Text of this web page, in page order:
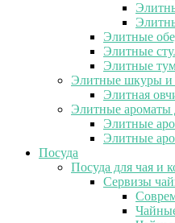
Элитные
Элитные
Элитные
Элитные шкуры и
Элитная
Элитные ароматы
Элитные
Элитные
Посуда
Посуда для чая и
Сервизы